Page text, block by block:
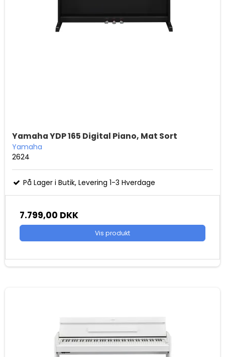
Yamaha YDP 165 Digital Piano, Mat Sort
Yamaha
2624
På Lager i Butik, Levering 1-3 Hverdage
7.799,00 DKK
Vis produkt